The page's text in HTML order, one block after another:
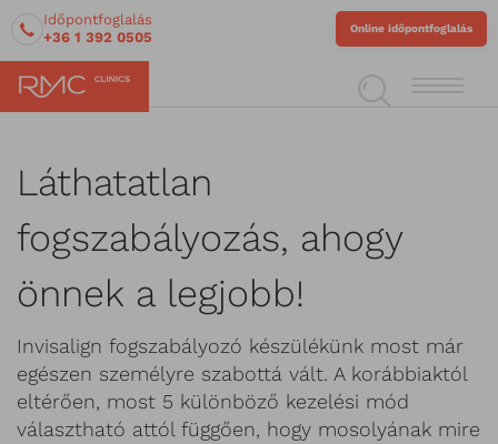
Időpontfoglalás
+36 1 392 0505
Online időpontfoglalás
Láthatatlan
fogszabályozás, ahogy
önnek a legjobb!
Invisalign fogszabályozó készülékünk most már
egészen személyre szabottá vált. A korábbiaktól
eltérően, most 5 különböző kezelési mód
választható attól függően, hogy mosolyának mire